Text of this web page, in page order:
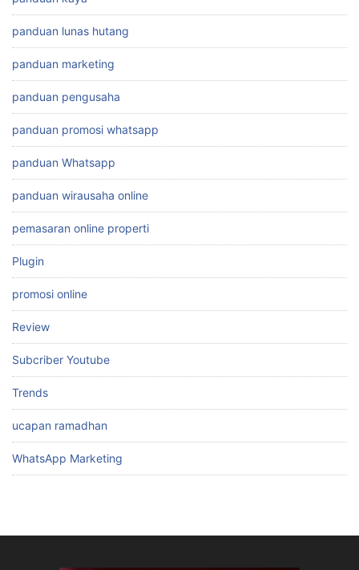
panduan lunas hutang
panduan marketing
panduan pengusaha
panduan promosi whatsapp
panduan Whatsapp
panduan wirausaha online
pemasaran online properti
Plugin
promosi online
Review
Subcriber Youtube
Trends
ucapan ramadhan
WhatsApp Marketing